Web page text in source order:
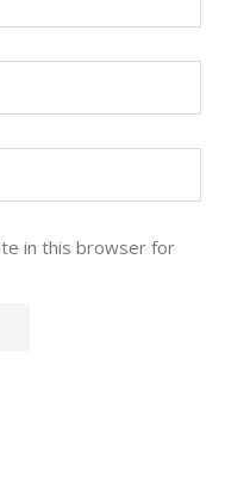
in this browser for